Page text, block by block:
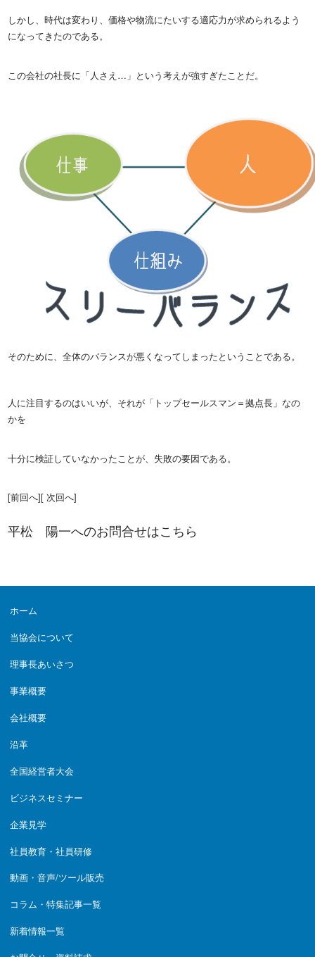
しかし、時代は変わり、価格や物流にたいする適応力が求められるよう
になってきたのである。
この会社の社長に「人さえ…」という考えが強すぎたことだ。
そのために、全体のバランスが悪くなってしまったということである。
人に注目するのはいいが、それが「トップセールスマン＝拠点長」なの
かを
十分に検証していなかったことが、失敗の要因である。
[前回へ][ 次回へ]
平松 陽一へのお問合せはこちら
ホーム
当協会について
理事長あいさつ
事業概要
会社概要
沿革
全国経営者大会
ビジネスセミナー
企業見学
社員教育・社員研修
動画・音声/ツール販売
コラム・特集記事一覧
新着情報一覧